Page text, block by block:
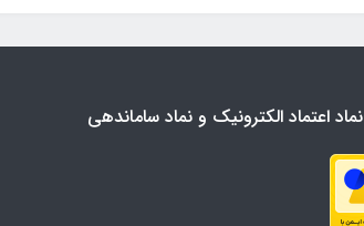
نماد اعتماد الکترونیک و نماد ساماندهی